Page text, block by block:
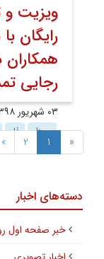
ویزیت
رایگان
رجایی
۰۳ شهریور ۱۳۹۸
پرسنل رفاه
«
1
2
»
دسته‌های اخبار
خبر صفحه اول